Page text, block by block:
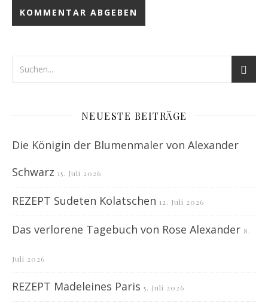
NEUESTE BEITRÄGE
Die Königin der Blumenmaler von Alexander
Schwarz 15. Juli 2026
REZEPT Sudeten Kolatschen 12. Juli 2026
Das verlorene Tagebuch von Rose Alexander 8.
Juli 2026
REZEPT Madeleines Paris 5. Juli 2026